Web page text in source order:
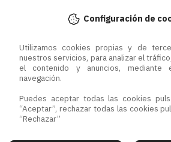
Configuración de
Utilizamos cookies propias y de
nuestros servicios, para analizar el
el contenido y anuncios, mediante
navegación.
Puedes aceptar todas las cookies
“Aceptar”, rechazar todas las cookies
“Rechazar”